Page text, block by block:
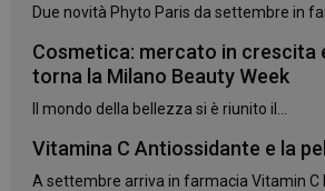
Due novità Phyto Paris da settembre in
Cosmetica: mercato in crescita
torna la Milano Beauty Week
Il mondo della bellezza si è riunito il...
Vitamina C Antiossidante e la
A settembre arriva in farmacia Vitamin C